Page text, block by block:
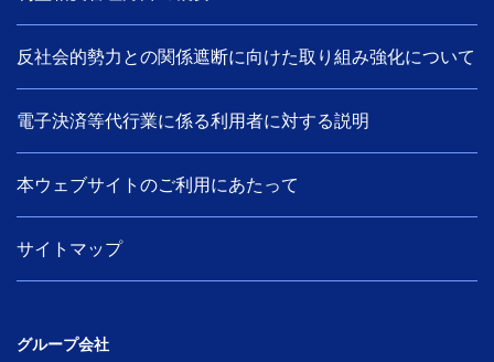
反社会的勢力との関係遮断に向けた取り組み強化について
電子決済等代行業に係る利用者に対する説明
本ウェブサイトのご利用にあたって
サイトマップ
グループ会社